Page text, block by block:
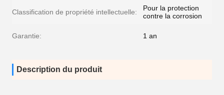
Classification de propriété intellectuelle:
Pour la protection
contre la corrosion
Garantie: 1 an
Description du produit